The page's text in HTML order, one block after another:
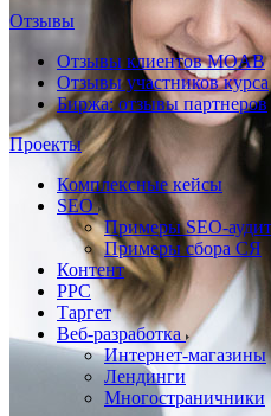
Отзывы
Отзывы клиентов MOAB
Отзывы участников курса
Биржа: отзывы партнеров
Проекты
Комплексные кейсы
SEO
Примеры SEO-
Примеры сбора СЯ
Контент
PPC
Таргет
Веб-разработка
Интернет-магазины
Лендинги
Многостраничники